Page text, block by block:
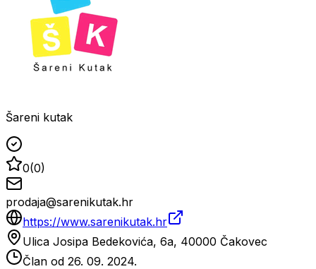
Šareni kutak
0(0)
prodaja@sarenikutak.hr
https://www.sarenikutak.hr
Ulica Josipa Bedekovića, 6a, 40000 Čakovec
Član od 26. 09. 2024.